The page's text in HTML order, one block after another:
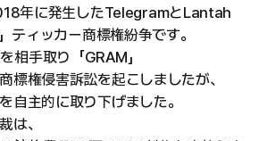
年に発生したTelegramとLantah
ティッカー商標権紛争です。
手取り「GRAM」
標権侵害訴訟を起こしましたが、
自主的に取り下げました。
は、